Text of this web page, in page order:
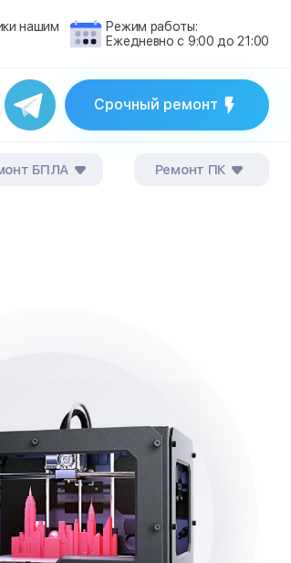
нашим
Режим работы:
Ежедневно с 9:00 до 21:00
Срочный ремонт
БПЛА Ремонт ПК